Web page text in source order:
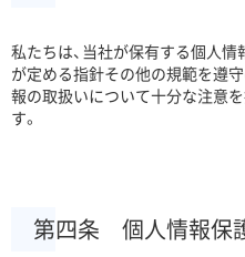
私たちは、当社が保有する個人情
が定める指針その他の規範を遵
報の取扱いについて十分な注意
す。
第四条 個人情報保